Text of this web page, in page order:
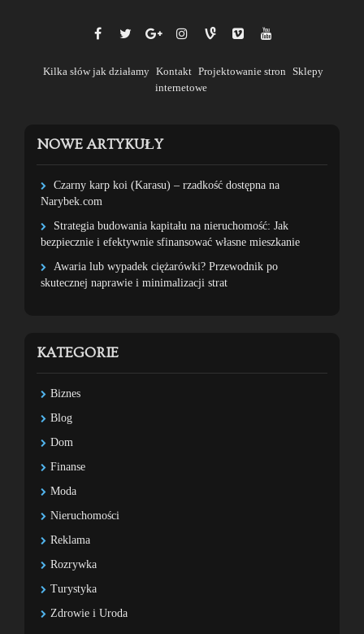
Kilka słów jak działamy Kontakt Projektowanie stron Sklepy
internetowe
NOWE ARTYKUŁY
Czarny karp koi (Karasu) – rzadkość dostępna na
Narybek.com
Strategia budowania kapitału na nieruchomość: Jak
bezpiecznie i efektywnie sfinansować własne mieszkanie
Awaria lub wypadek ciężarówki? Przewodnik po
skutecznej naprawie i minimalizacji strat
KATEGORIE
Biznes
Blog
Dom
Finanse
Moda
Nieruchomości
Reklama
Rozrywka
Turystyka
Zdrowie i Uroda